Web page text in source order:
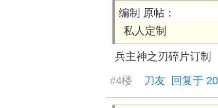
编制 原帖：
私人定制
兵主神之刃碎片订制
#4楼 刀友 回复于